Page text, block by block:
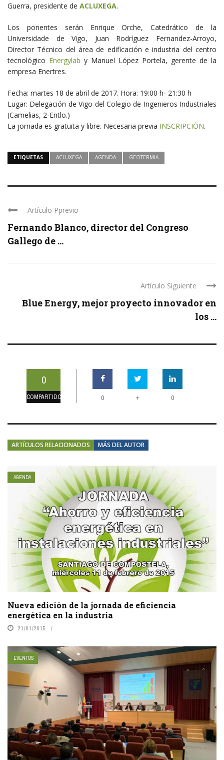
Guerra, presidente de ACLUXEGA.
Los ponentes serán Enrique Orche, Catedrático de la
Universidade de Vigo, Juan Rodríguez Fernandez-Arroyo,
Director Técnico del área de edificación e industria del centro
tecnológico Energylab y Manuel López Portela, gerente de la
empresa Enertres.
Fecha: martes 18 de abril de 2017. Hora: 19:00 h- 21:30 h
Lugar: Delegación de Vigo del Colegio de Ingenieros Industriales
(Camelias, 2-Entlo.)
La jornada es gratuita y libre. Necesaria previa INSCRIPCIÓN.
ETIQUETAS ACLUXEGA AGENDA GEOTERMIA
Artículo Pprevio
Fernando Blanco, director del Congreso
Gallego de ...
Artículo Siguiente
Blue Energy, mejor proyecto innovador en
los ...
0
COMPARTIDOS 0 + 0
ARTÍCULOS RELACIONADOS MÁS DEL AUTOR
AGENDA
Nueva edición de la jornada de eficiencia
energética en la industria
21/01/2015
EVENTOS